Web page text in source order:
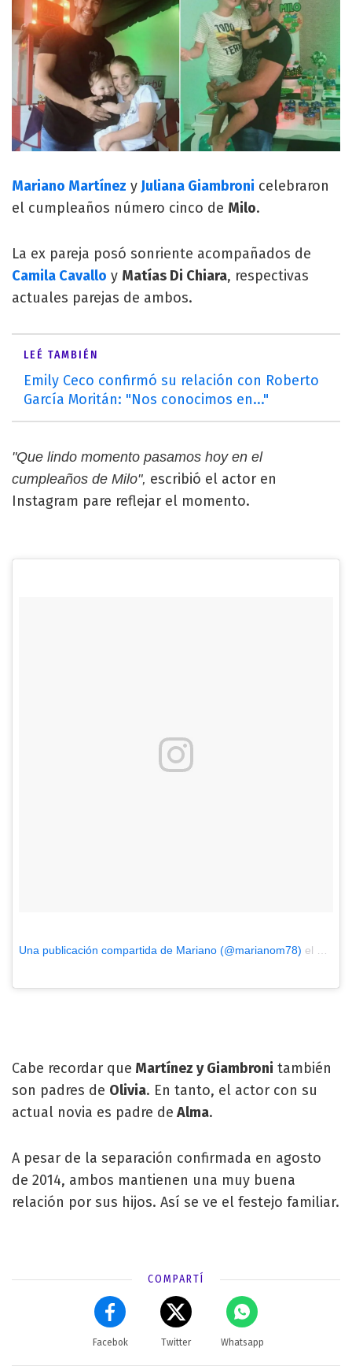
Mariano Martínez y Juliana Giambroni celebraron
el cumpleaños número cinco de Milo.
La ex pareja posó sonriente acompañados de
Camila Cavallo y Matías Di Chiara, respectivas
actuales parejas de ambos.
LEÉ TAMBIÉN
Emily Ceco confirmó su relación con Roberto
García Moritán: "Nos conocimos en..."
"Que lindo momento pasamos hoy en el
cumpleaños de Milo", escribió el actor en
Instagram pare reflejar el momento.
Una publicación compartida de Mariano (@marianom78) el
Cabe recordar que Martínez y Giambroni también
son padres de Olivia. En tanto, el actor con su
actual novia es padre de Alma.
A pesar de la separación confirmada en agosto
de 2014, ambos mantienen una muy buena
relación por sus hijos. Así se ve el festejo familiar.
COMPARTÍ
Facebok Twitter Whatsapp